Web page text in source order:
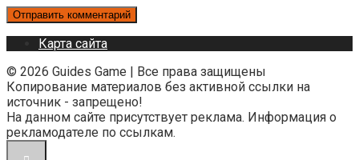
Карта сайта
© 2026 Guides Game | Все права защищены
Копирование материалов без активной ссылки на
источник - запрещено!
На данном сайте присутствует реклама. Информация о
рекламодателе по ссылкам.